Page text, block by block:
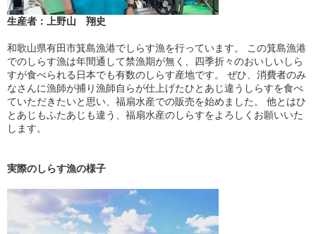
生産者：上野山 翔史
和歌山県有田市箕島漁港でしらす漁を行っています。 この箕島漁港
でのしらす漁は年間通して禁漁期が無く、四季折々のおいしいしら
すが食べられる日本でも有数のしらす産地です。 ぜひ、消費者のみ
なさんに漁師が捕り漁師自らが仕上げたひとあじ違うしらすを食べ
ていただきたいと思い、福扇水産での販売を始めました。 他とはひ
とあじもふたあじも違う、福扇水産のしらすをよろしくお願いいた
します。
実際のしらす漁の様子